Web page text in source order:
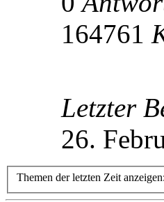
164761
Letzter
26.
Themen der letzten Zeit anzeigen: